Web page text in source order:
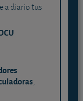
a diario tus
,